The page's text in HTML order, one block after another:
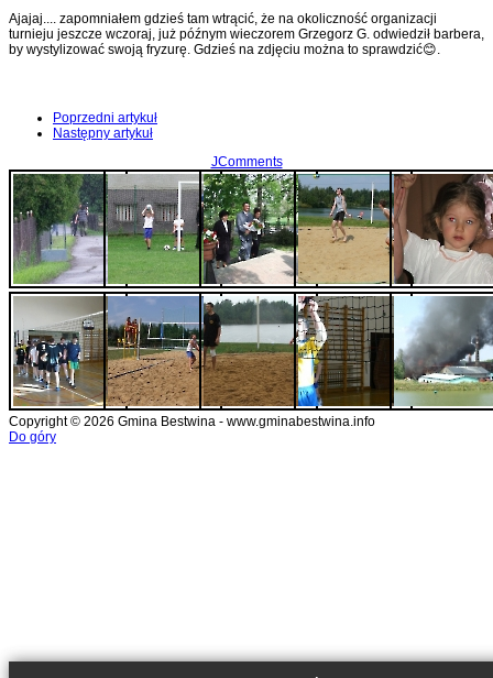
Ajajaj.... zapomniałem gdzieś tam wtrącić, że na okoliczność organizacji
turnieju jeszcze wczoraj, już późnym wieczorem Grzegorz G. odwiedził barbera,
by wystylizować swoją fryzurę. Gdzieś na zdjęciu można to sprawdzić😊.
Poprzedni artykuł
Następny artykuł
JComments
Copyright © 2026 Gmina Bestwina - www.gminabestwina.info
Do góry